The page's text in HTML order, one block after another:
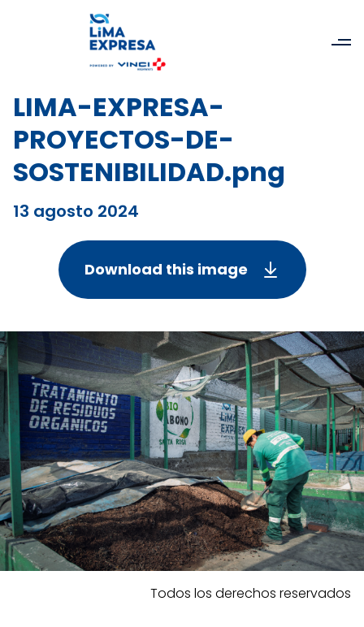
LIMA-EXPRESA-
PROYECTOS-DE-
SOSTENIBILIDAD.png
13 agosto 2024
Download this image
Todos los derechos reservados